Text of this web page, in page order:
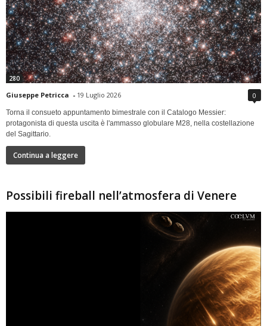
280
Giuseppe Petricca - 19 Luglio 2026 0
Torna il consueto appuntamento bimestrale con il Catalogo Messier:
protagonista di questa uscita è l'ammasso globulare M28, nella costellazione
del Sagittario.
Continua a leggere
Possibili fireball nell’atmosfera di Venere